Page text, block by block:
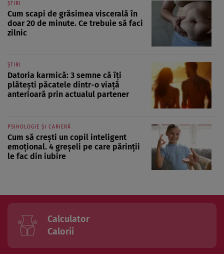
ȘTIRI
Cum scapi de grăsimea viscerală în
doar 20 de minute. Ce trebuie să faci
zilnic
ȘTIRI
Datoria karmică: 3 semne că îți
plătești păcatele dintr-o viață
anterioară prin actualul partener
PSIHOLOGIE ȘI CARIERĂ
Cum să crești un copil inteligent
emoțional. 4 greșeli pe care părinții
le fac din iubire
Calculator
Calorii